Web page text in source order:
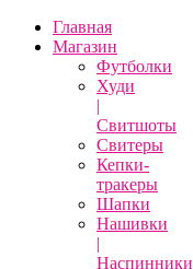
Главная
Магазин
Футболки
Худи
|
Свитшоты
Свитеры
Кепки-
тракеры
Шапки
Нашивки
|
Наспинники